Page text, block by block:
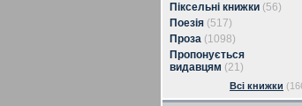
Піксельні книжки (56)
Поезія (517)
Проза (1098)
Пропонується
видавцям (21)
Всі книжки